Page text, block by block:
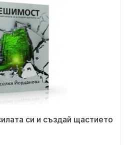
си и създай щастието